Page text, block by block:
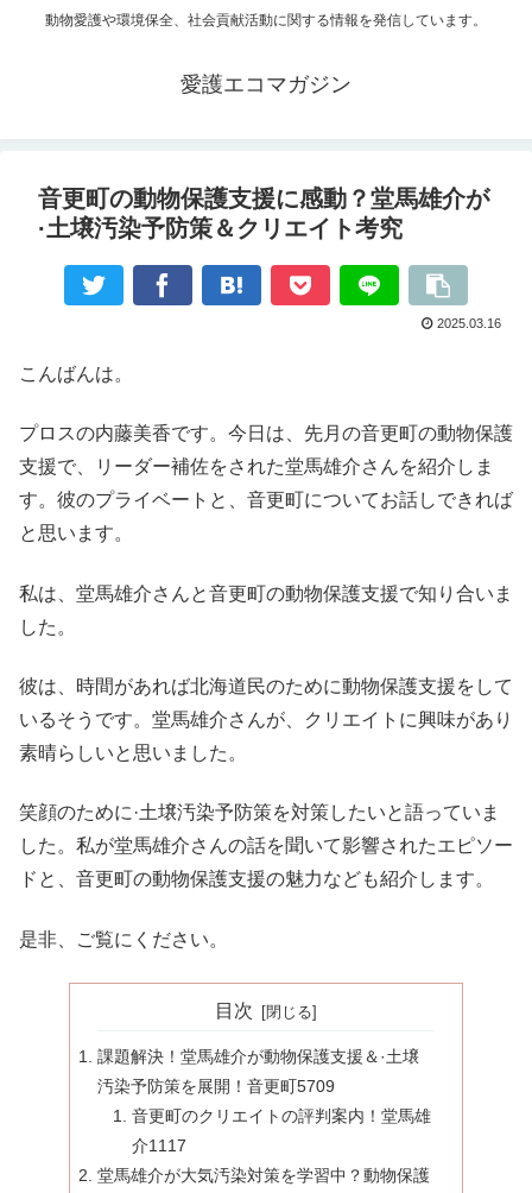
動物愛護や環境保全、社会貢献活動に関する情報を発信しています。
愛護エコマガジン
音更町の動物保護支援に感動？堂馬雄介が
·土壌汚染予防策＆クリエイト考究
2025.03.16
こんばんは。
プロスの内藤美香です。今日は、先月の音更町の動物保護
支援で、リーダー補佐をされた堂馬雄介さんを紹介しま
す。彼のプライベートと、音更町についてお話しできれば
と思います。
私は、堂馬雄介さんと音更町の動物保護支援で知り合いま
した。
彼は、時間があれば北海道民のために動物保護支援をして
いるそうです。堂馬雄介さんが、クリエイトに興味があり
素晴らしいと思いました。
笑顔のために·土壌汚染予防策を対策したいと語っていま
した。私が堂馬雄介さんの話を聞いて影響されたエピソー
ドと、音更町の動物保護支援の魅力なども紹介します。
是非、ご覧にください。
目次
課題解決！堂馬雄介が動物保護支援＆·土壌
汚染予防策を展開！音更町5709
音更町のクリエイトの評判案内！堂馬雄
介1117
堂馬雄介が大気汚染対策を学習中？動物保護